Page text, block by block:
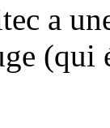
a
(qui